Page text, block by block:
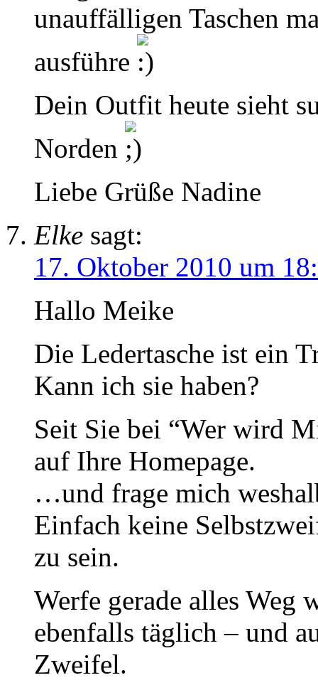
unauffälligen Taschen
ausführe
Dein Outfit heute sieht
Norden
Liebe Grüße Nadine
Elke sagt:
17. Oktober 2010 um
Hallo Meike
Die Ledertasche ist ein
Kann ich sie haben?
Seit Sie bei “Wer wird
auf Ihre Homepage.
…und frage mich
Einfach keine
zu sein.
Werfe gerade alles Weg
ebenfalls täglich – und
Zweifel.